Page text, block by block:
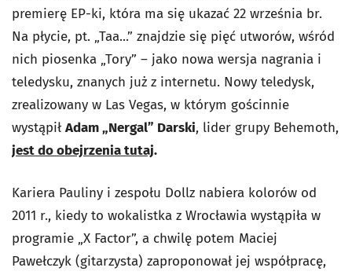
premierę EP-ki, która ma się ukazać 22 września br.
Na płycie, pt. „Taa...” znajdzie się pięć utworów, wśród
nich piosenka „Tory” – jako nowa wersja nagrania i
teledysku, znanych już z internetu. Nowy teledysk,
zrealizowany w Las Vegas, w którym gościnnie
wystąpiłAdam „Nergal” Darski, lider grupy Behemoth,
jest do obejrzenia tutaj.
Kariera Pauliny i zespołu Dollz nabiera kolorów od
2011 r., kiedy to wokalistka z Wrocławia wystąpiła w
programie „X Factor”, a chwilę potem Maciej
Pawełczyk (gitarzysta) zaproponował jej współpracę,